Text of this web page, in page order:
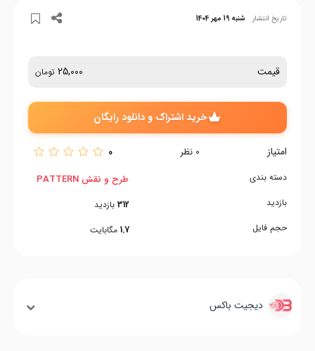
تاریخ انتشار شنبه 19 مهر 1404
قیمت 25,000 تومان
خرید اشتراک و دانلود رایگان
امتیاز 0 نظر 0
دسته بندی
بازدید
حجم فایل
طرح و نقش PATTERN
312 بازدید
1.7 مگابایت
دیجیت باکس